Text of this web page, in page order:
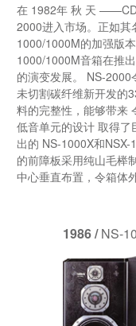
在 1982年 秋 天
2000进入市场。正如
1000/1000M的加强版
1000/1000M音箱在推
的演变发展。 NS-
未切割碳纤维新开发的
料的完整性，能够带来
低音单元的设计 取得
出的 NS-1000X和
的前障板采用纯山毛榉
中心垂直布置，令箱体
1986 /NS-